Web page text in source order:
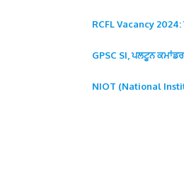
RCFL Vacancy
GPSC SI, ਪਲਟੂਨ
NIOT (National